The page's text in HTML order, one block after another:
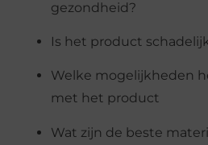
gezondheid?
Is het product
Welke mogelijkheden
met het product
Wat zijn de beste